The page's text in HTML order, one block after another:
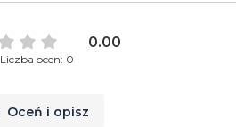
0.00
Liczba ocen: 0
Oceń i opisz